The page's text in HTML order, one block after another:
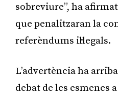
sobreviure”, ha
que penalitzaran la
referèndums il·legals.
L’advertència ha
debat de les esmenes